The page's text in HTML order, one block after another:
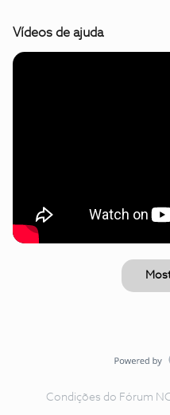
Vídeos de ajuda
Condições do Fórum